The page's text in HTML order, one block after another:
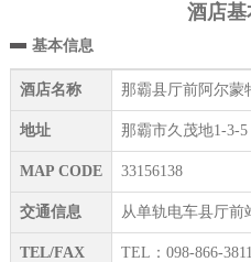
酒店
基本信息
酒店名称 那霸县厅前阿尔蒙
地址 那霸市久茂地1-3-5
MAP CODE 33156138
交通信息 从单轨电车县厅前
TEL/FAX TEL：098-866-